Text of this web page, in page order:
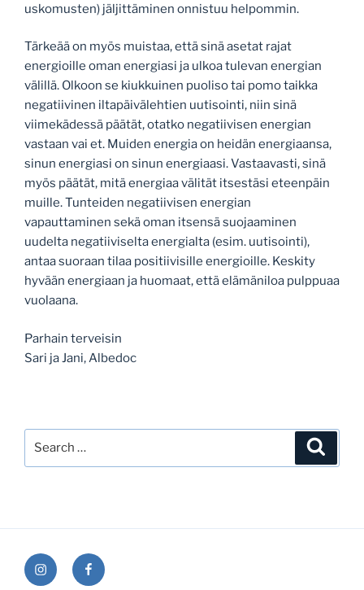
uskomusten) jäljittäminen onnistuu helpommin.
Tärkeää on myös muistaa, että sinä asetat rajat
energioille oman energiasi ja ulkoa tulevan energian
välillä. Olkoon se kiukkuinen puoliso tai pomo taikka
negatiivinen iltapäivälehtien uutisointi, niin sinä
viimekädessä päätät, otatko negatiivisen energian
vastaan vai et. Muiden energia on heidän energiaansa,
sinun energiasi on sinun energiaasi. Vastaavasti, sinä
myös päätät, mitä energiaa välität itsestäsi eteenpäin
muille. Tunteiden negatiivisen energian
vapauttaminen sekä oman itsensä suojaaminen
uudelta negatiiviselta energialta (esim. uutisointi),
antaa suoraan tilaa positiivisille energioille. Keskity
hyvään energiaan ja huomaat, että elämäniloa pulppuaa
vuolaana.
Parhain terveisin
Sari ja Jani, Albedoc
InstagramFacebook